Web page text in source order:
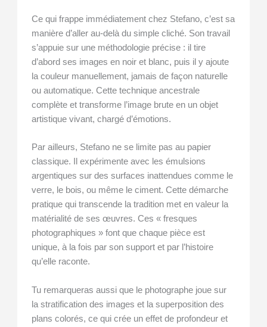
Ce qui frappe immédiatement chez Stefano, c’est sa
manière d’aller au-delà du simple cliché. Son travail
s’appuie sur une méthodologie précise : il tire
d’abord ses images en noir et blanc, puis il y ajoute
la couleur manuellement, jamais de façon naturelle
ou automatique. Cette technique ancestrale
complète et transforme l’image brute en un objet
artistique vivant, chargé d’émotions.
Par ailleurs, Stefano ne se limite pas au papier
classique. Il expérimente avec les émulsions
argentiques sur des surfaces inattendues comme le
verre, le bois, ou même le ciment. Cette démarche
pratique qui transcende la tradition met en valeur la
matérialité de ses œuvres. Ces « fresques
photographiques » font que chaque pièce est
unique, à la fois par son support et par l’histoire
qu’elle raconte.
Tu remarqueras aussi que le photographe joue sur
la stratification des images et la superposition des
plans colorés, ce qui crée un effet de profondeur et